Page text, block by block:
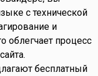
с технической
и
облегчает процесс
бесплатный